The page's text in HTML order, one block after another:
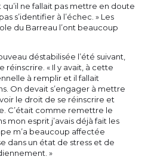
ne fallait pas mettre en doute
s’identifier à l’échec. » Les
du Barreau l’ont beaucoup
déstabilisée l’été suivant,
réinscrire. « Il y avait, à cette
à remplir et il fallait
On devait s’engager à mettre
le droit de se réinscrire et
C’était comme remettre le
mon esprit j’avais déjà fait les
m’a beaucoup affectée
dans un état de stress et de
»